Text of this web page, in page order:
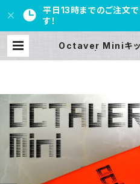
平日13時までのご注文
す！
Octaver Miniキッ